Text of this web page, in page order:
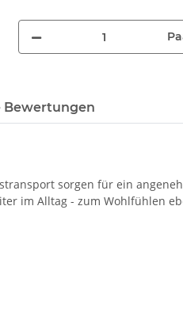
Bewertungen
sorgen für ein
im Alltag - zum Wohlfühlen